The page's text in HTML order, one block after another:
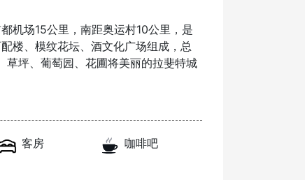
场15公里，南距奥运村10公里，是
楼、模纹花坛、酒文化广场组成，总
坪、葡萄园、花圃将美丽的拉斐特城
客房
咖啡吧